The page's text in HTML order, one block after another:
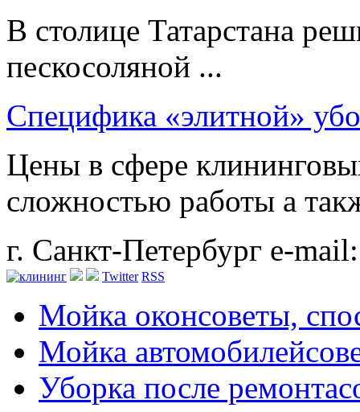
В столице Татарстана
пескосоляной ...
Специфика «элитной»
Цены в сфере
сложностью работы а
г. Санкт-Петербург e-
Twitter RSS
Мойка оконсоветы,
Мойка автомобилей
Уборка после ремонта